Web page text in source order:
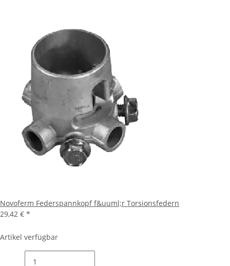
Novoferm Federspannkopf f&uuml;r Torsionsfedern
29,42 € *
Artikel verfügbar